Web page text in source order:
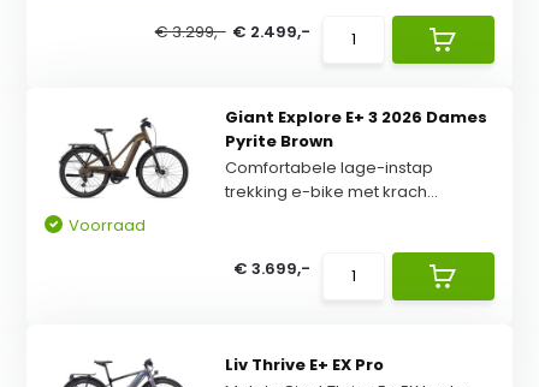
€ 3.299,- € 2.499,-
Giant Explore E+ 3 2026 Dames
Pyrite Brown
Comfortabele lage-instap
trekking e-bike met krach...
Voorraad
€ 3.699,-
Liv Thrive E+ EX Pro